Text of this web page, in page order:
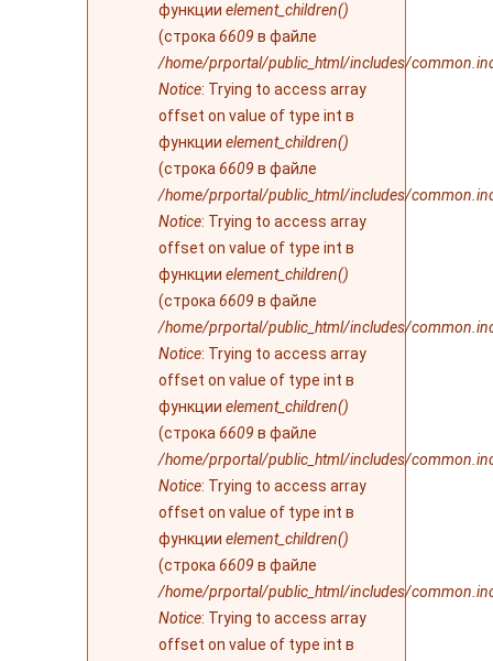
функции element_children()
(строка 6609 в файле
/home/prportal/public_html/includes/
Notice: Trying to access array
offset on value of type int в
функции element_children()
(строка 6609 в файле
/home/prportal/public_html/includes/
Notice: Trying to access array
offset on value of type int в
функции element_children()
(строка 6609 в файле
/home/prportal/public_html/includes/
Notice: Trying to access array
offset on value of type int в
функции element_children()
(строка 6609 в файле
/home/prportal/public_html/includes/
Notice: Trying to access array
offset on value of type int в
функции element_children()
(строка 6609 в файле
/home/prportal/public_html/includes/
Notice: Trying to access array
offset on value of type int в